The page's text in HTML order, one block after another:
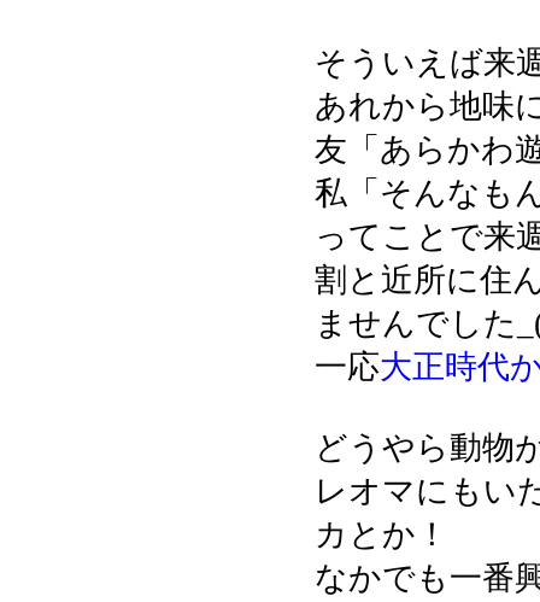
そういえば来
あれから地味
友「あらかわ
私「そんなも
ってことで来
割と近所に住
ませんでした
一応大正時代
どうやら動物
レオマにもい
カとか！
なかでも一番